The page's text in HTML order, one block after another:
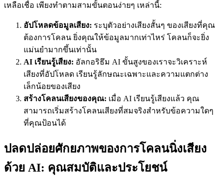
เหลือเชื่อ เพียงทำตามสามขั้นตอนง่ายๆ เหล่านี้:
อัปโหลดข้อมูลเสียง: ระบุตัวอย่างเสียงสั้นๆ ของเสียงที่คุณ
ต้องการโคลน ยิ่งคุณให้ข้อมูลมากเท่าไหร่ โคลนก็จะยิ่ง
แม่นยำมากขึ้นเท่านั้น
AI เรียนรู้เสียง: อัลกอริธึม AI ขั้นสูงของเราจะวิเคราะห์
เสียงที่อัปโหลด เรียนรู้ลักษณะเฉพาะและความแตกต่าง
เล็กน้อยของเสียง
สร้างโคลนเสียงของคุณ: เมื่อ AI เรียนรู้เสียงแล้ว คุณ
สามารถเริ่มสร้างโคลนเสียงที่สมจริงสำหรับข้อความใดๆ
ที่คุณป้อนได้
ปลดปล่อยศักยภาพของการโคลนนิ่งเสียง
ด้วย AI: คุณสมบัติและประโยชน์